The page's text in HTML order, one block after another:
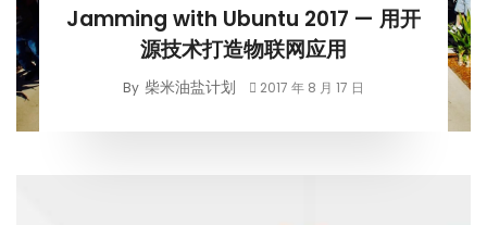
Jamming with Ubuntu 2017 — 用开
源技术打造物联网应用
By 柴米油盐计划 2017 年 8 月 17 日